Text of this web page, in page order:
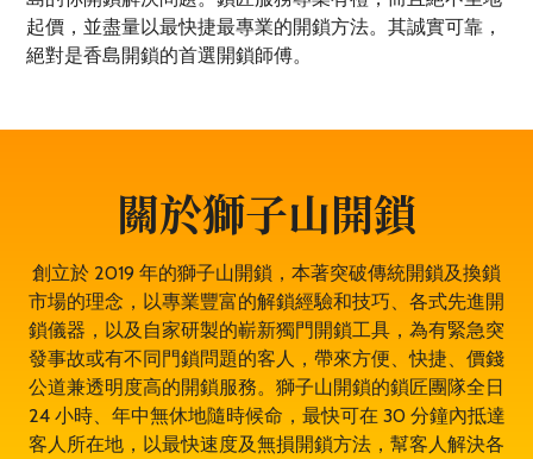
起價，並盡量以最快捷最專業的開鎖方法。其誠實可靠，
絕對是香島開鎖的首選開鎖師傅。
關於獅子山開鎖
創立於 2019 年的獅子山開鎖，本著突破傳統開鎖及換鎖
市場的理念，以專業豐富的解鎖經驗和技巧、各式先進開
鎖儀器，以及自家研製的嶄新獨門開鎖工具，為有緊急突
發事故或有不同門鎖問題的客人，帶來方便、快捷、價錢
公道兼透明度高的開鎖服務。獅子山開鎖的鎖匠團隊全日
24 小時、年中無休地隨時候命，最快可在 30 分鐘內抵達
客人所在地，以最快速度及無損開鎖方法，幫客人解決各